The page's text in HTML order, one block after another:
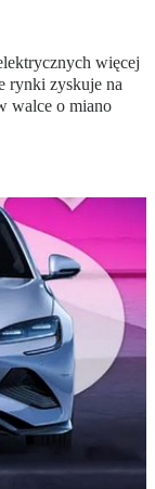
więcej
rynki zyskuje na
walce o miano